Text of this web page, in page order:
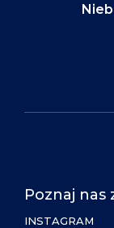
Poznaj nas
INSTAGRAM